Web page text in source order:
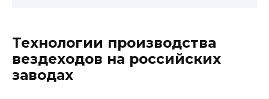
Технологии производства
вездеходов на российских
заводах